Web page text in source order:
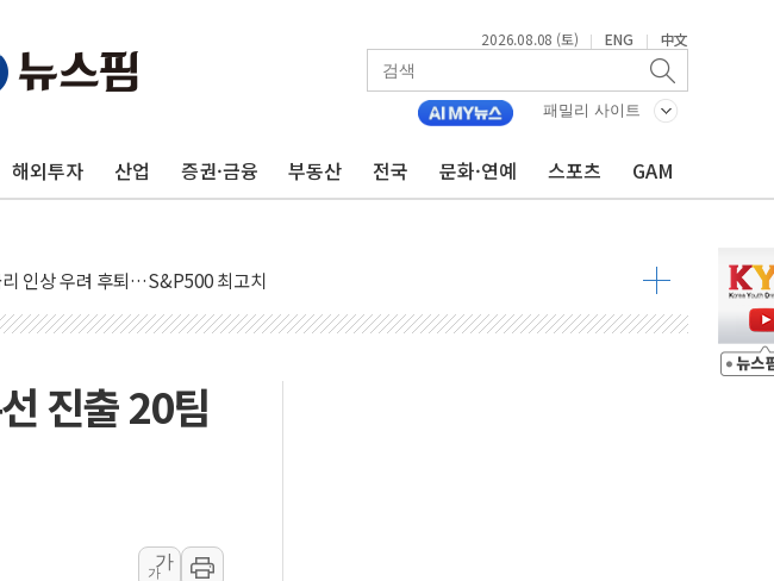
2026.08.08 (토) | ENG | 中文
패밀리 사이트
해외투자 산업 증권·금융 부동산 전국 문화·연예 스포츠 GAM
결과 발표...'김민석 재역전 vs 정청래 격차 확대'
새판 짠다…'자율규제단체' 타진
재추진…"26일까지 의혹 소명" 요구
부진에 연준 금리 인상 가능성 낮아지며 상승… STOXX 600 지수는 나흘 연속 최고치
'공동방위협정' 체결… 이스라엘·이란 위협에 맞설 자체 억지력 강화
령 검토…"이르면 다음 주"
프리뷰...美 고용 쇼크에 반도체주 '활짝'
진출 20팀
가
가